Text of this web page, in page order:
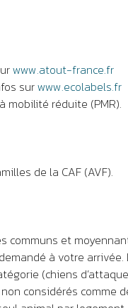
www.atout-france.fr
surwww.ecolabels.fr
réduite (PMR).
de la CAF (AVF).
communs et
à votre arrivée.
(chiens
considérés comme